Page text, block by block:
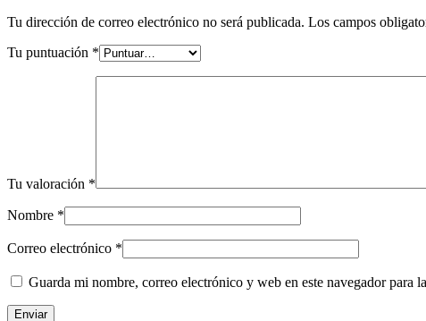
Tu dirección de correo electrónico no será publicada. Los campos
Tu puntuación *
Tu valoración *
Nombre *
Correo electrónico *
Guarda mi nombre, correo electrónico y web en este navegador para